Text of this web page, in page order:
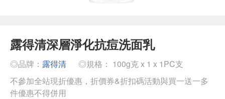
露得清深層淨化抗痘洗面乳
◎品牌： 露得清
◎規格： 100g克 x 1 x 1PC支
不參加全站現折優惠，折價券&折扣碼活動與買一送一多
件優惠不得併用